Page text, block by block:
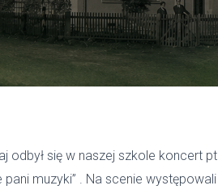
odbył się w naszej szkole koncert
pani muzyki” . Na scenie